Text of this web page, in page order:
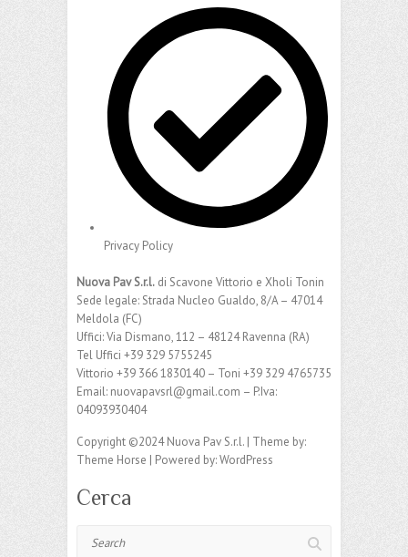
Privacy Policy
Nuova Pav S.r.l. di Scavone Vittorio e Xholi Tonin
Sede legale: Strada Nucleo Gualdo, 8/A – 47014
Meldola (FC)
Uffici: Via Dismano, 112 – 48124 Ravenna (RA)
Tel Uffici +39 329 5755245
Vittorio +39 366 1830140 – Toni +39 329 4765735
Email: nuovapavsrl@gmail.com – P.Iva:
04093930404
Copyright ©2024 Nuova Pav S.r.l. | Theme by:
Theme Horse | Powered by: WordPress
Cerca